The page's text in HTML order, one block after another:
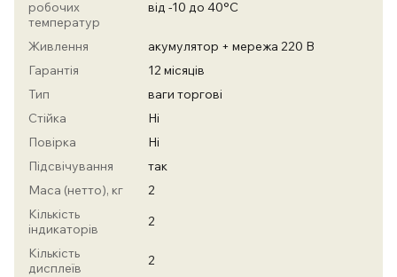
робочих
температур
від -10 до 40°С
Живлення
акумулятор + мережа 220 В
Гарантія
12 місяців
Тип
ваги торгові
Стійка
Ні
Повірка
Ні
Підсвічування
так
Маса (нетто), кг
2
Кількість
індикаторів
2
Кількість
дисплеїв
2